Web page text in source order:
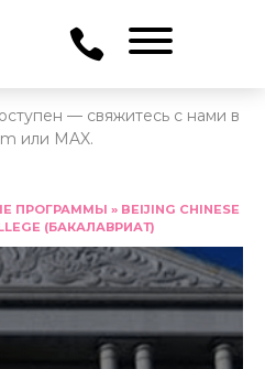
— свяжитесь с нами в
или MAX.
ПРОГРАММЫ » BEIJING CHINESE
(БАКАЛАВРИАТ)